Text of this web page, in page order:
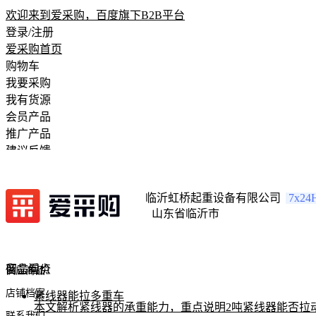
欢迎来到爱采购，百度旗下B2B平台
登录/注册
爱采购首页
购物车
我要采购
我有货源
会员产品
推广产品
建议反馈
临沂虹桥起重设备有限公司
山东省临沂市
供应商品
店铺档案
留言问价
商品看点
紧线器能拉多重车
本文解析紧线器的承重能力，重点说明2吨紧线器能否拉